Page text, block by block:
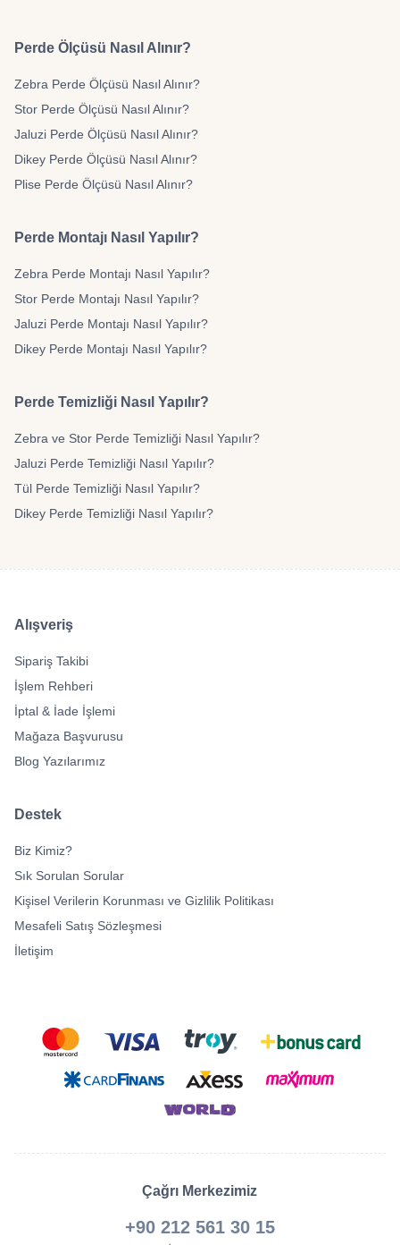
Perde Ölçüsü Nasıl Alınır?
Zebra Perde Ölçüsü Nasıl Alınır?
Stor Perde Ölçüsü Nasıl Alınır?
Jaluzi Perde Ölçüsü Nasıl Alınır?
Dikey Perde Ölçüsü Nasıl Alınır?
Plise Perde Ölçüsü Nasıl Alınır?
Perde Montajı Nasıl Yapılır?
Zebra Perde Montajı Nasıl Yapılır?
Stor Perde Montajı Nasıl Yapılır?
Jaluzi Perde Montajı Nasıl Yapılır?
Dikey Perde Montajı Nasıl Yapılır?
Perde Temizliği Nasıl Yapılır?
Zebra ve Stor Perde Temizliği Nasıl Yapılır?
Jaluzi Perde Temizliği Nasıl Yapılır?
Tül Perde Temizliği Nasıl Yapılır?
Dikey Perde Temizliği Nasıl Yapılır?
Alışveriş
Sipariş Takibi
İşlem Rehberi
İptal & İade İşlemi
Mağaza Başvurusu
Blog Yazılarımız
Destek
Biz Kimiz?
Sık Sorulan Sorular
Kişisel Verilerin Korunması ve Gizlilik Politikası
Mesafeli Satış Sözleşmesi
İletişim
Çağrı Merkezimiz
+90 212 561 30 15